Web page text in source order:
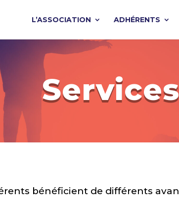
L’ASSOCIATION ADHÉRENTS
Services
bénéficient de différents